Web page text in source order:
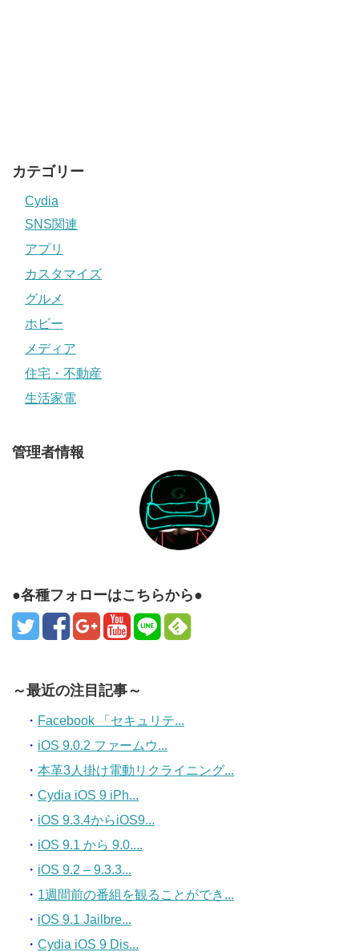
カテゴリー
Cydia
SNS関連
アプリ
カスタマイズ
グルメ
ホビー
メディア
住宅・不動産
生活家電
管理者情報
●各種フォローはこちらから●
～最近の注目記事～
・ Facebook 「セキュリテ...
・ iOS 9.0.2 ファームウ...
・ 本革3人掛け電動リクライニング...
・ Cydia iOS 9 iPh...
・ iOS 9.3.4からiOS9...
・ iOS 9.1 から 9.0....
・ iOS 9.2 – 9.3.3...
・ 1週間前の番組を観ることができ...
・ iOS 9.1 Jailbre...
・ Cydia iOS 9 Dis...